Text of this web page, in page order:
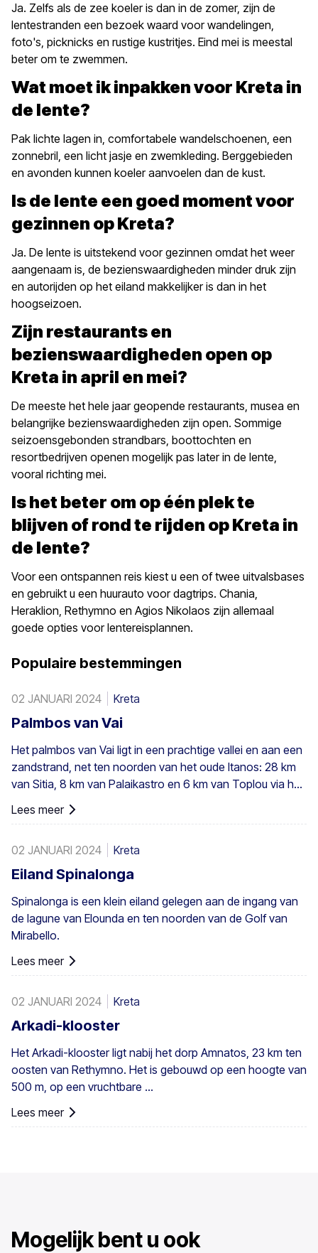
Ja. Zelfs als de zee koeler is dan in de zomer, zijn de
lentestranden een bezoek waard voor wandelingen,
foto's, picknicks en rustige kustritjes. Eind mei is meestal
beter om te zwemmen.
Wat moet ik inpakken voor Kreta in
de lente?
Pak lichte lagen in, comfortabele wandelschoenen, een
zonnebril, een licht jasje en zwemkleding. Berggebieden
en avonden kunnen koeler aanvoelen dan de kust.
Is de lente een goed moment voor
gezinnen op Kreta?
Ja. De lente is uitstekend voor gezinnen omdat het weer
aangenaam is, de bezienswaardigheden minder druk zijn
en autorijden op het eiland makkelijker is dan in het
hoogseizoen.
Zijn restaurants en
bezienswaardigheden open op
Kreta in april en mei?
De meeste het hele jaar geopende restaurants, musea en
belangrijke bezienswaardigheden zijn open. Sommige
seizoensgebonden strandbars, boottochten en
resortbedrijven openen mogelijk pas later in de lente,
vooral richting mei.
Is het beter om op één plek te
blijven of rond te rijden op Kreta in
de lente?
Voor een ontspannen reis kiest u een of twee uitvalsbases
en gebruikt u een huurauto voor dagtrips. Chania,
Heraklion, Rethymno en Agios Nikolaos zijn allemaal
goede opties voor lentereisplannen.
Populaire bestemmingen
02 JANUARI 2024 Kreta
Palmbos van Vai
Het palmbos van Vai ligt in een prachtige vallei en aan een
zandstrand, net ten noorden van het oude Itanos: 28 km
van Sitia, 8 km van Palaikastro en 6 km van Toplou via hun
respectieve wegen. Het beslaat 200 stremmata (50 acres)
en bestaat uit inheemse Theophrastus-palmen – de
heel Europa. Een voldoende groot bestand bestaat in
Preveli, met kleinere groepen elders, bijvoorbeeld bij Agios
Nikitas. De palm komt ook hier en daar voor op de
zuidwestelijke Egeïsche eilanden, Cyprus en in Turkije.
Lees meer
02 JANUARI 2024 Kreta
Eiland Spinalonga
Spinalonga is een klein eiland gelegen aan de ingang van
de lagune van Elounda en ten noorden van de Golf van
Mirabello.
Lees meer
02 JANUARI 2024 Kreta
Arkadi-klooster
Het Arkadi-klooster ligt nabij het dorp Amnatos, 23 km ten
oosten van Rethymno. Het is gebouwd op een hoogte van
500 m, op een vruchtbare ...
Lees meer
Mogelijk bent u ook